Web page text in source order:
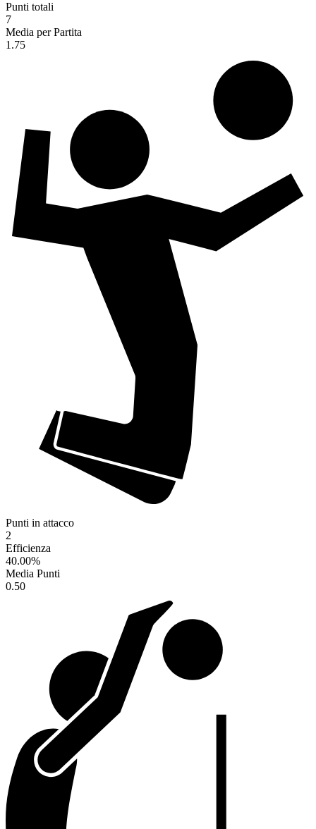
Punti totali
7
Media per Partita
1.75
Punti in attacco
2
Efficienza
40.00%
Media Punti
0.50